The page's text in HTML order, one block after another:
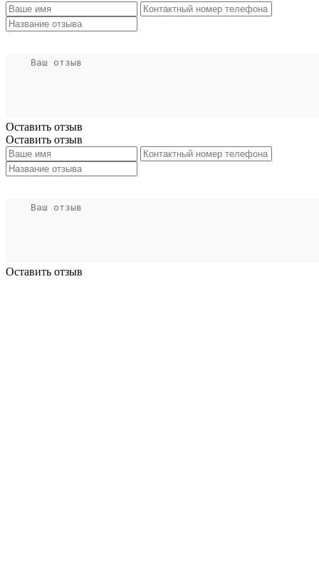
Оставить отзыв
Оставить отзыв
Оставить отзыв